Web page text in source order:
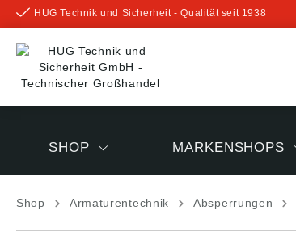
springen
HUG Technik und Sicherheit - Qualität seit 1938
SHOP MARKENSHOPS
Shop Armaturentechnik Absperrungen